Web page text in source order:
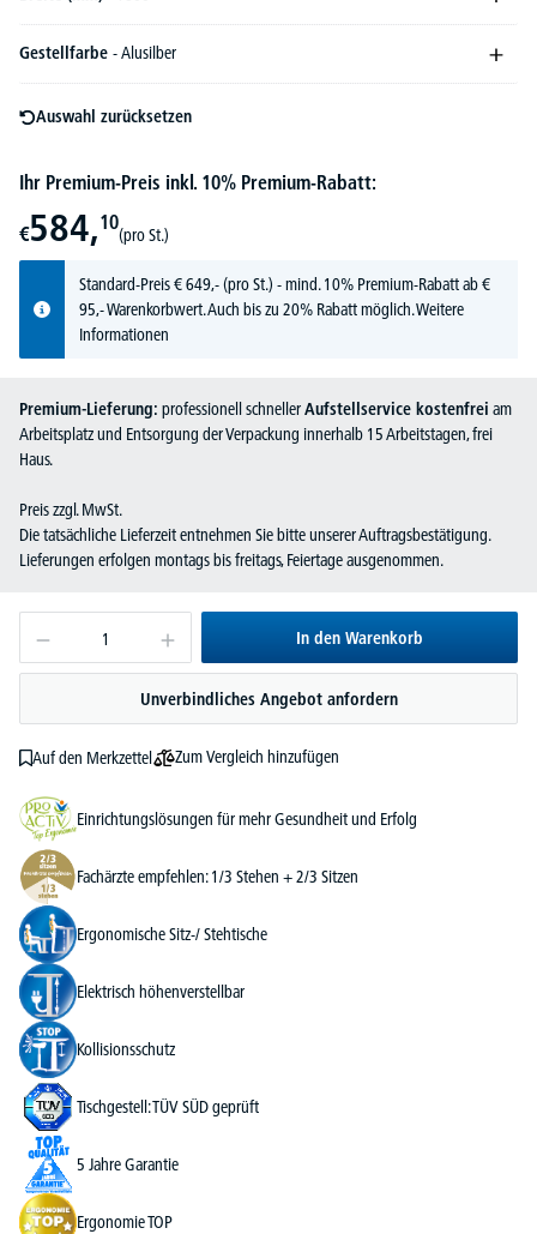
Gestellfarbe - Alusilber
Auswahl zurücksetzen
Ihr Premium-Preis inkl. 10% Premium-Rabatt:
€584,10
(pro St.)
Standard-Preis€649,-(pro St.) - mind. 10% Premium-Rabatt ab €
95,- Warenkorbwert. Auch bis zu 20% Rabatt möglich.Weitere
Informationen
Premium-Lieferung: professionell schnellerAufstellservice kostenfrei am
Arbeitsplatz und Entsorgung der Verpackung innerhalb 15 Arbeitstagen, frei
Haus.
Preis zzgl. MwSt.
Die tatsächliche Lieferzeit entnehmen Sie bitte unserer Auftragsbestätigung.
Lieferungen erfolgen montags bis freitags, Feiertage ausgenommen.
In den Warenkorb
Unverbindliches Angebot anfordern
Auf den Merkzettel Zum Vergleich hinzufügen
Einrichtungslösungen für mehr Gesundheit und Erfolg
Fachärzte empfehlen: 1/3 Stehen + 2/3 Sitzen
Ergonomische Sitz-/ Stehtische
Elektrisch höhenverstellbar
Kollisionsschutz
Tischgestell: TÜV SÜD geprüft
5 Jahre Garantie
Ergonomie TOP